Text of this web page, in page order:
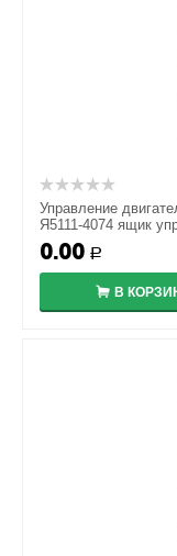
Управление
Я5111-4074 ящик
0.00 Р
В